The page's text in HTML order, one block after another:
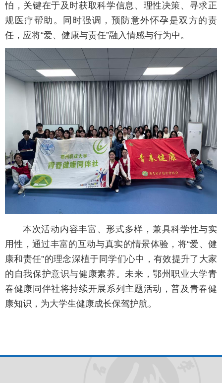
怕，关键在于及时获取科学信息、理性决策、寻求正
规医疗帮助。同时强调，预防意外怀孕是双方的责
任，应将“爱、健康与责任”融入情感与行为中。
本次活动内容丰富、形式多样，兼具科学性与实
用性，通过丰富的互动与真实的情景体验，将“爱、健
康和责任”的理念深植于同学们心中，有效提升了大家
的自我保护意识与健康素养。未来，鄂州职业大学青
春健康同伴社将持续开展系列主题活动，普及青春健
康知识，为大学生健康成长保驾护航。